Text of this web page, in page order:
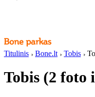
Titulinis Bone.lt Tobis
Tobis (2 foto